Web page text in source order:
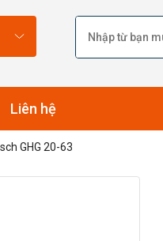
Liên hệ
GHG 20-63